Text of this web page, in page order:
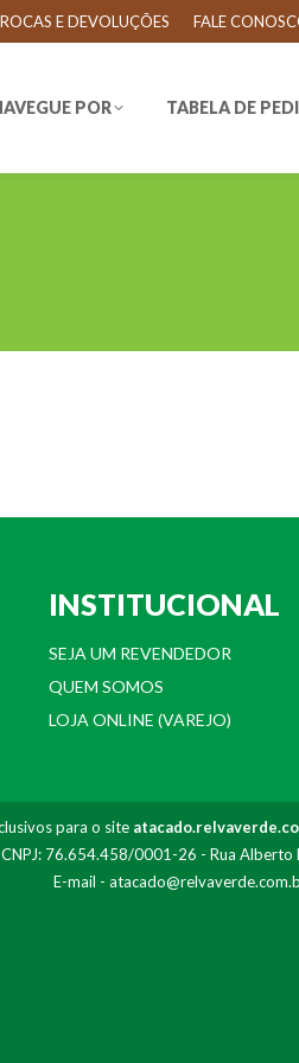
E DEVOLUÇÕES FALE
POR TABELA DE
INSTITUCIONAL
SEJA UM REVENDEDOR
QUEM SOMOS
LOJA ONLINE (VAREJO)
para o site
CNPJ: 76.654.458/0001-26 - Rua
E-mail -
POR TABELA DE